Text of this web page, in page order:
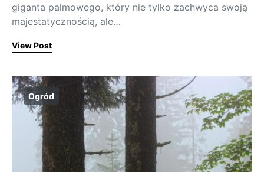
giganta palmowego, który nie tylko zachwyca swoją
majestatycznością, ale…
View Post
Ogród